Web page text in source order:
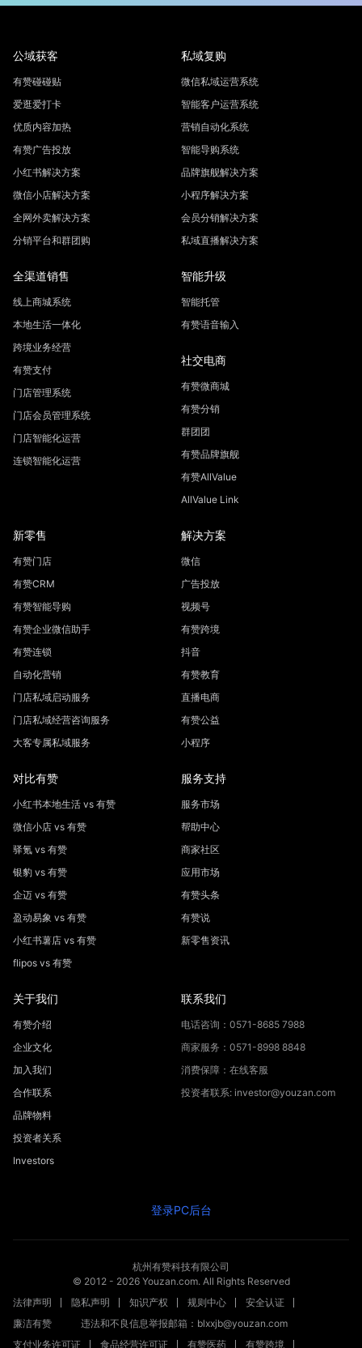
公域获客
有赞碰碰贴
爱逛爱打卡
优质内容加热
有赞广告投放
小红书解决方案
微信小店解决方案
全网外卖解决方案
分销平台和群团购
私域复购
微信私域运营系统
智能客户运营系统
营销自动化系统
智能导购系统
品牌旗舰解决方案
小程序解决方案
会员分销解决方案
私域直播解决方案
全渠道销售
线上商城系统
本地生活一体化
跨境业务经营
有赞支付
门店管理系统
门店会员管理系统
门店智能化运营
连锁智能化运营
智能升级
智能托管
有赞语音输入
社交电商
有赞微商城
有赞分销
群团团
有赞品牌旗舰
有赞AllValue
AllValue Link
新零售
有赞门店
有赞CRM
有赞智能导购
有赞企业微信助手
有赞连锁
自动化营销
门店私域启动服务
门店私域经营咨询服务
大客专属私域服务
解决方案
微信
广告投放
视频号
有赞跨境
抖音
有赞教育
直播电商
有赞公益
小程序
对比有赞
小红书本地生活 vs 有赞
微信小店 vs 有赞
驿氪 vs 有赞
银豹 vs 有赞
企迈 vs 有赞
盈动易象 vs 有赞
小红书薯店 vs 有赞
flipos vs 有赞
服务支持
服务市场
帮助中心
商家社区
应用市场
有赞头条
有赞说
新零售资讯
关于我们
有赞介绍
企业文化
加入我们
合作联系
品牌物料
投资者关系
Investors
联系我们
电话咨询：0571-8685 7988
商家服务：0571-8998 8848
消费保障：在线客服
投资者联系: investor@youzan.com
登录PC后台
杭州有赞科技有限公司
© 2012 - 2026Youzan.com. All Rights Reserved
法律声明
隐私声明 知识产权 规则中心
安全认证
廉洁有赞
违法和不良信息举报邮箱：blxxjb@youzan.com
支付业务许可证
食品经营许可证 有赞医药 有赞跨境